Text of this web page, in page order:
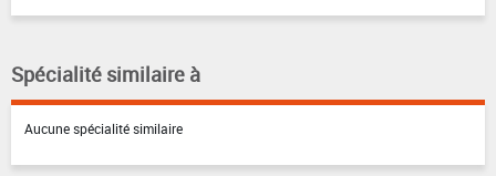
Spécialité similaire à
Aucune spécialité similaire